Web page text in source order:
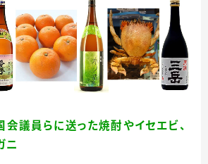
議員らに送った焼酎やイセエビ、
ニ